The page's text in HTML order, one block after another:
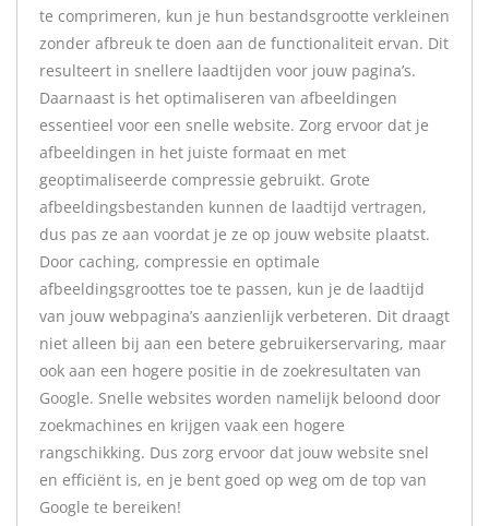
te comprimeren, kun je hun bestandsgrootte verkleinen
zonder afbreuk te doen aan de functionaliteit ervan. Dit
resulteert in snellere laadtijden voor jouw pagina’s.
Daarnaast is het optimaliseren van afbeeldingen
essentieel voor een snelle website. Zorg ervoor dat je
afbeeldingen in het juiste formaat en met
geoptimaliseerde compressie gebruikt. Grote
afbeeldingsbestanden kunnen de laadtijd vertragen,
dus pas ze aan voordat je ze op jouw website plaatst.
Door caching, compressie en optimale
afbeeldingsgroottes toe te passen, kun je de laadtijd
van jouw webpagina’s aanzienlijk verbeteren. Dit draagt
niet alleen bij aan een betere gebruikerservaring, maar
ook aan een hogere positie in de zoekresultaten van
Google. Snelle websites worden namelijk beloond door
zoekmachines en krijgen vaak een hogere
rangschikking. Dus zorg ervoor dat jouw website snel
en efficiënt is, en je bent goed op weg om de top van
Google te bereiken!